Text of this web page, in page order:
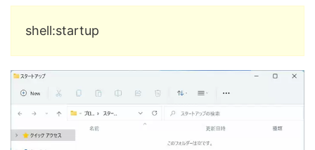
shell:startup